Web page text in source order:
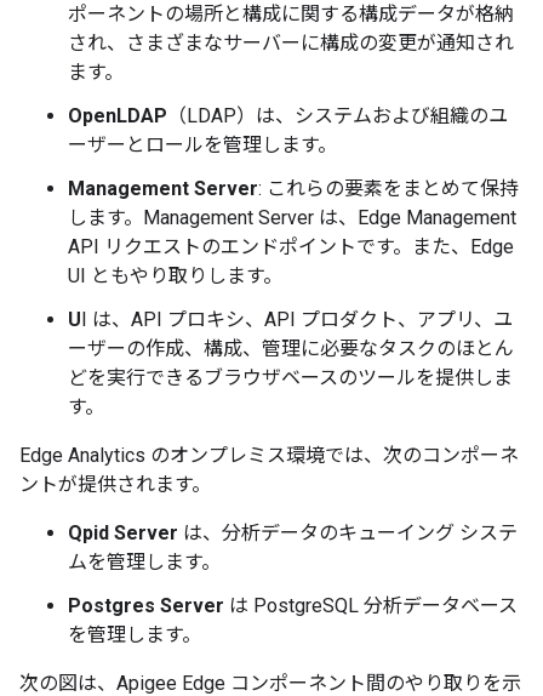
ポーネントの場所と構成に関する構成データが格納
され、さまざまなサーバーに構成の変更が通知され
ます。
OpenLDAP （LDAP）は、システムおよび組織のユ
ーザーとロールを管理します。
Management Server: これらの要素をまとめて保持
します。Management Server は、Edge Management
API リクエストのエンドポイントです。また、Edge
UI ともやり取りします。
UI は、API プロキシ、API プロダクト、アプリ、ユ
ーザーの作成、構成、管理に必要なタスクのほとん
どを実行できるブラウザベースのツールを提供しま
す。
Edge Analytics のオンプレミス環境では、次のコンポーネ
ントが提供されます。
Qpid Server は、分析データのキューイング システ
ムを管理します。
Postgres Server は PostgreSQL 分析データベース
を管理します。
次の図は、Apigee Edge コンポーネント間のやり取りを示